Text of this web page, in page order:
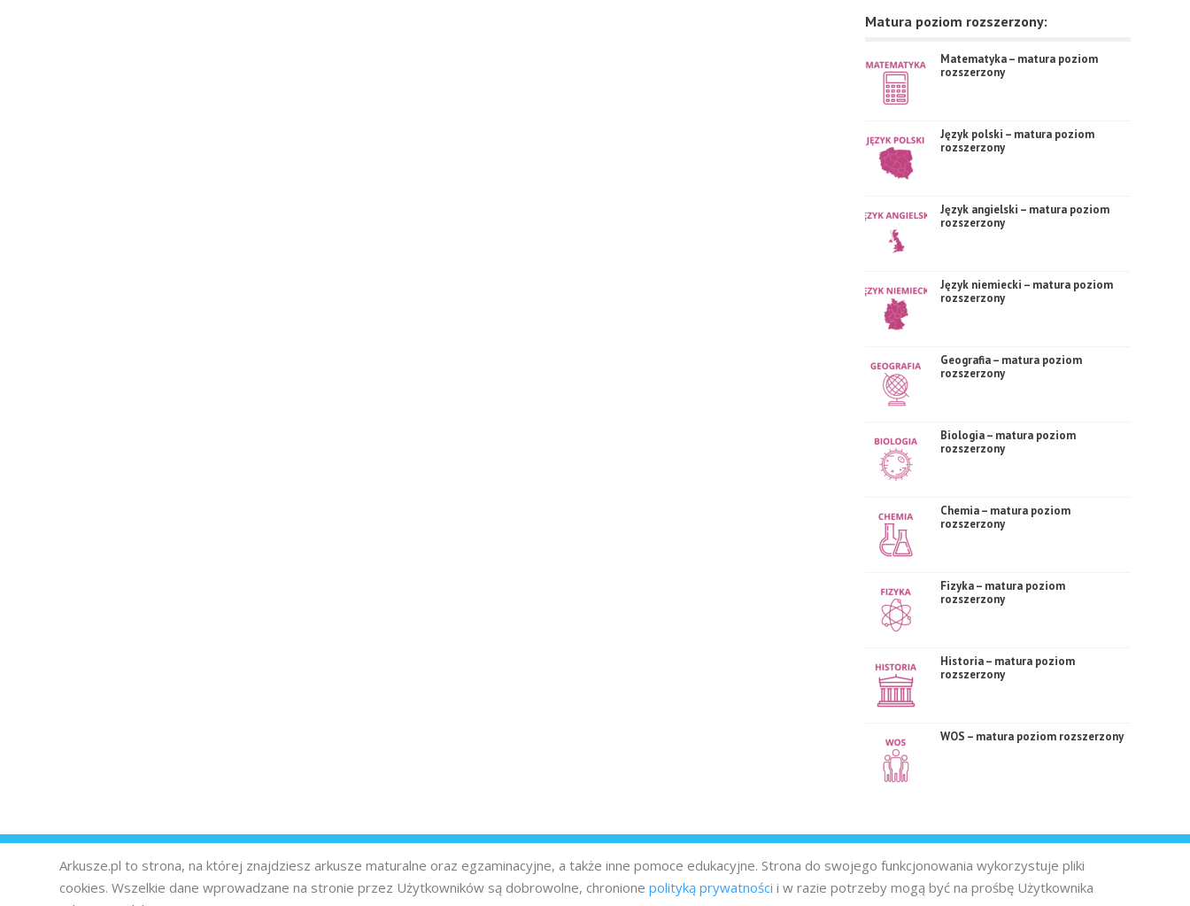
Matura poziom rozszerzony:
Matematyka – matura poziom
rozszerzony
Język polski – matura poziom
rozszerzony
Język angielski – matura poziom
rozszerzony
Język niemiecki – matura poziom
rozszerzony
Geografia – matura poziom
rozszerzony
Biologia – matura poziom
rozszerzony
Chemia – matura poziom
rozszerzony
Fizyka – matura poziom
rozszerzony
Historia – matura poziom
rozszerzony
WOS – matura poziom rozszerzony
Arkusze.pl to strona, na której znajdziesz arkusze maturalne oraz egzaminacyjne, a także inne pomoce edukacyjne. Strona do swojego funkcjonowania wykorzystuje pliki
cookies. Wszelkie dane wprowadzane na stronie przez Użytkowników są dobrowolne, chronione polityką prywatności i w razie potrzeby mogą być na prośbę Użytkownika